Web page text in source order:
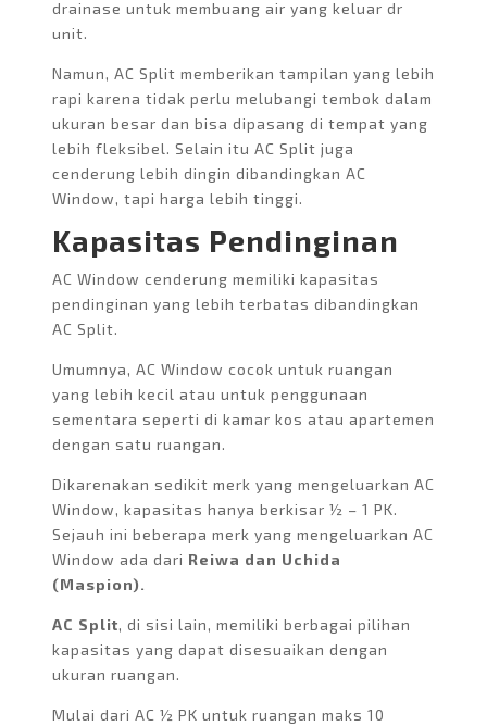
drainase untuk membuang air yang keluar dr
unit.
Namun, AC Split memberikan tampilan yang lebih
rapi karena tidak perlu melubangi tembok dalam
ukuran besar dan bisa dipasang di tempat yang
lebih fleksibel. Selain itu AC Split juga
cenderung lebih dingin dibandingkan AC
Window, tapi harga lebih tinggi.
Kapasitas Pendinginan
AC Window cenderung memiliki kapasitas
pendinginan yang lebih terbatas dibandingkan
AC Split.
Umumnya, AC Window cocok untuk ruangan
yang lebih kecil atau untuk penggunaan
sementara seperti di kamar kos atau apartemen
dengan satu ruangan.
Dikarenakan sedikit merk yang mengeluarkan AC
Window, kapasitas hanya berkisar ½ – 1 PK.
Sejauh ini beberapa merk yang mengeluarkan AC
Window ada dari Reiwa dan Uchida
(Maspion).
AC Split, di sisi lain, memiliki berbagai pilihan
kapasitas yang dapat disesuaikan dengan
ukuran ruangan.
Mulai dari AC ½ PK untuk ruangan maks 10